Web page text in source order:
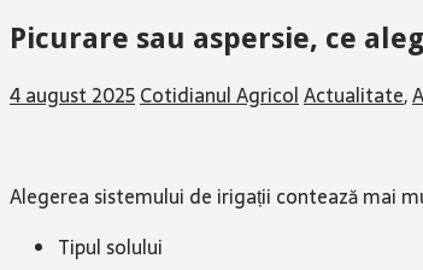
Picurare sau aspersie, ce
4 august 2025Cotidianul AgricolActualitate,
Alegerea sistemului de irigații contează mai
Tipul solului